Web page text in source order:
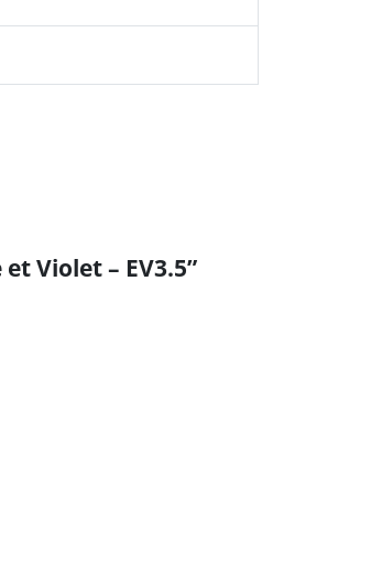
Soyez le premier à laisser votre avis sur “Coffret Pokémon Electhor-EX – 151 – Ecarlate et Violet – EV3.5”